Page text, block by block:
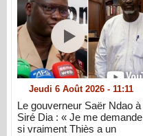
Jeudi 6 Août 2026 - 11:11
Le gouverneur Saër Ndao à
Siré Dia : « Je me demande
si vraiment Thiès a un